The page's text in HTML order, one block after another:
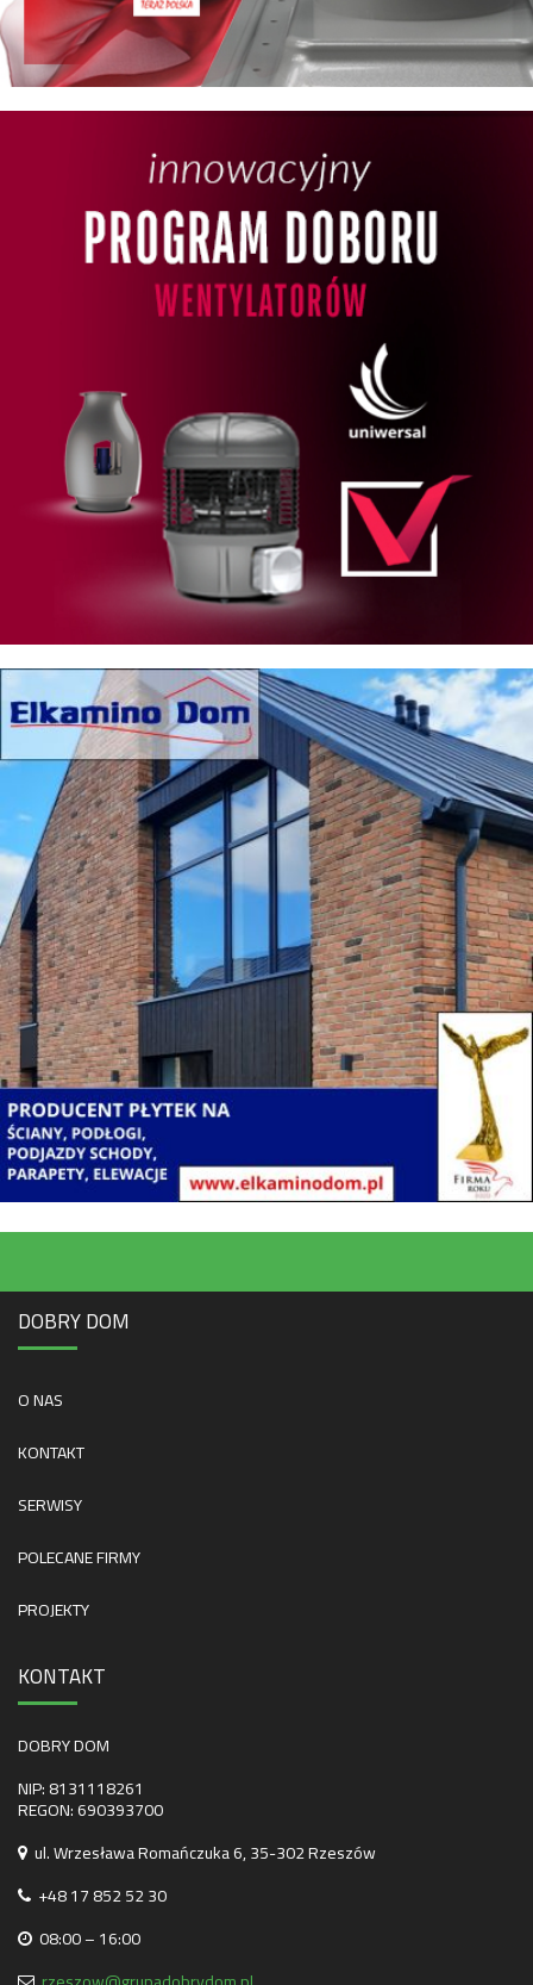
DOBRY DOM
O NAS
KONTAKT
SERWISY
POLECANE FIRMY
PROJEKTY
KONTAKT
DOBRY DOM
NIP: 8131118261
REGON: 690393700
ul. Wrzesława Romańczuka 6, 35-302 Rzeszów
+48 17 852 52 30
08:00 – 16:00